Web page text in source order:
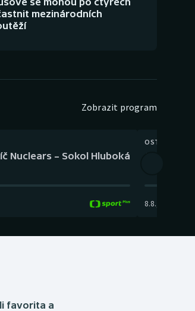
mezinárodních
Zobrazit program
Nuclears – Sokol Hluboká
OSTATNÍ
8.8.
favorita a